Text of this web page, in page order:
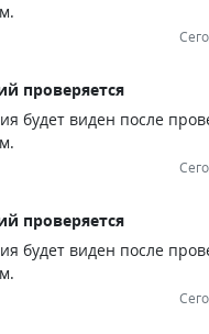
проверяется
будет виден после
проверяется
будет виден после